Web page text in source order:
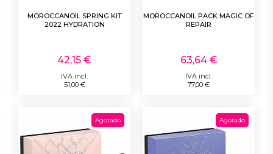
MOROCCANOIL SPRING KIT
2022 HYDRATION
42,15 €
IVA incl.
51,00 €
MOROCCANOIL PACK MAGIC OF
REPAIR
63,64 €
IVA incl.
77,00 €
Agotado Agotado